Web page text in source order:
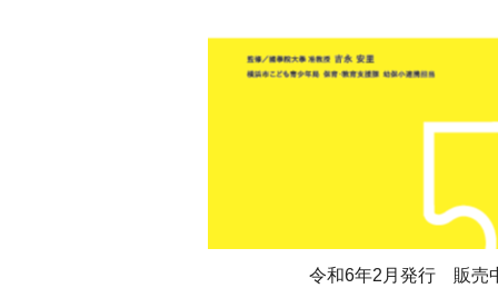
令和6年2月発行 販売